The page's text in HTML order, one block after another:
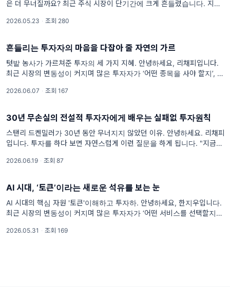
은 더 무너질까요? 최근 주식 시장이 단기간에 크게 흔들렸습니다. 지수
별 종
2026.05.23 · 조회 280
흔들리는 투자자의 마음을 다잡아 줄 자연의 가르
텃밭 농사가 가르쳐준 투자의 세 가지 지혜. 안녕하세요, 리채피입니다.
최근 시장의 변동성이 커지며 많은 투자자가 ‘어떤 종목을 사야 할지’, ‘언
하고
2026.06.07 · 조회 167
30년 무손실의 전설적 투자자에게 배우는 실패없 투자원칙
스탠리 드켄밀러가 30년 동안 무너지지 않았던 이유. 안녕하세요. 리채피
입니다. 투자를 하다 보면 자연스럽게 이런 질문을 하게 됩니다. "지금 이
자는 무엇
2026.06.19 · 조회 87
AI 시대, ‘토큰’이라는 새로운 석유를 보는 눈
AI 시대의 핵심 자원 '토큰'이해하고 투자하. 안녕하세요, 한지우입니다.
최근 시장의 변동성이 커지며 많은 투자자가 ‘어떤 서비스를 선택할지’ 고
눈에 보이
2026.05.31 · 조회 169